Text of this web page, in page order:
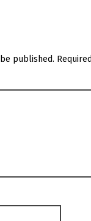
published.